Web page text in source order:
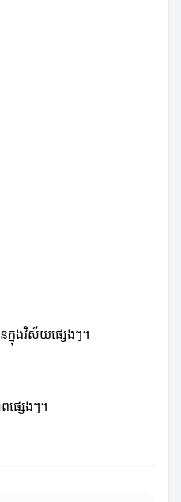
ក្នុងវិស័យផ្សេងៗ។
ផ្សេងៗ។